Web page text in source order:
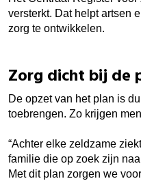
versterkt. Dat helpt artsen
zorg te ontwikkelen.
Zorg dicht bij de
De opzet van het plan is
toebrengen. Zo krijgen
“Achter elke zeldzame
familie die op zoek zijn
Met dit plan zorgen we